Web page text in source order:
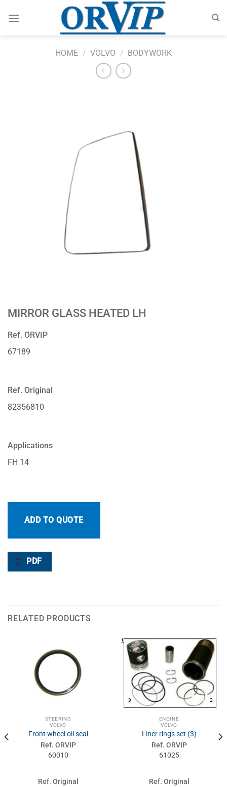
HOME / VOLVO / BODYWORK
MIRROR GLASS HEATED LH
Ref. ORVIP
67189
Ref. Original
82356810
Applications
FH 14
ADD TO QUOTE
PDF
RELATED PRODUCTS
STEERING
VOLVO
Front wheel oil seal
Ref. ORVIP
60010
Ref. Original
ENGINE
VOLVO
Liner rings set (3)
Ref. ORVIP
61025
Ref. Original